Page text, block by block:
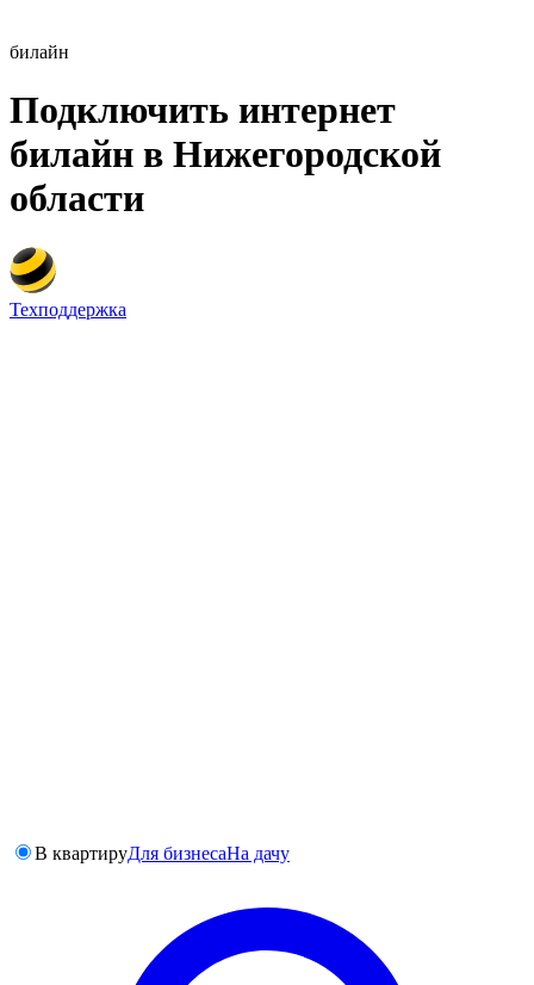
билайн
Подключить интернет
билайн в Нижегородской
области
Техподдержка
В квартируДля бизнесаНа дачу